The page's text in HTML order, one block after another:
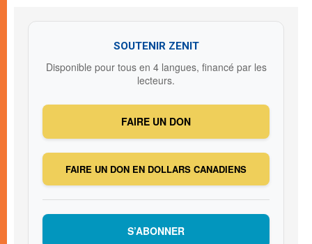
SOUTENIR ZENIT
Disponible pour tous en 4 langues, financé par les
lecteurs.
FAIRE UN DON
FAIRE UN DON EN DOLLARS CANADIENS
S’ABONNER